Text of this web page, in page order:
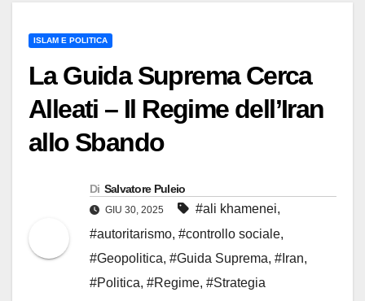
ISLAM E POLITICA
La Guida Suprema Cerca
Alleati – Il Regime dell’Iran
allo Sbando
Di Salvatore Puleio
GIU 30, 2025 #ali khamenei,
#autoritarismo, #controllo sociale,
#Geopolitica, #Guida Suprema, #Iran,
#Politica, #Regime, #Strategia